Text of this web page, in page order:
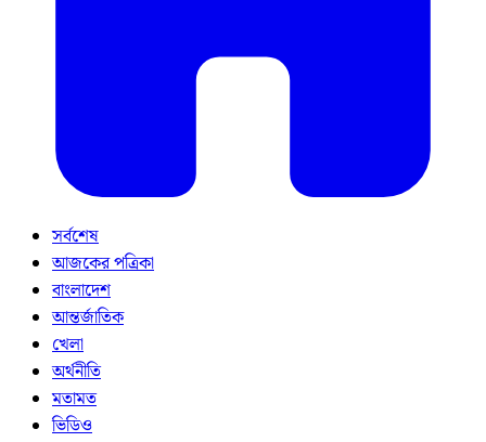
সর্বশেষ
আজকের পত্রিকা
বাংলাদেশ
আন্তর্জাতিক
খেলা
অর্থনীতি
মতামত
ভিডিও